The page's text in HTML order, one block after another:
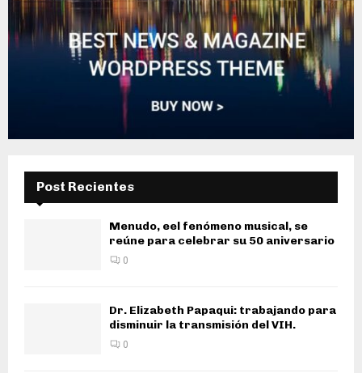
Post Recientes
Menudo, eel fenómeno musical, se
reúne para celebrar su 50 aniversario
0
Dr. Elizabeth Papaqui: trabajando para
disminuir la transmisión del VIH.
0